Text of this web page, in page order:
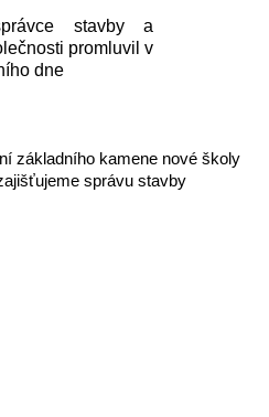
stavby a
promluvil v
dne